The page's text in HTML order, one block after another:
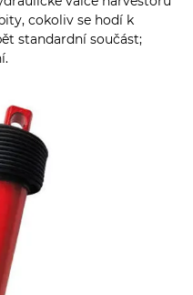
cokoliv se hodí k
standardní součást;